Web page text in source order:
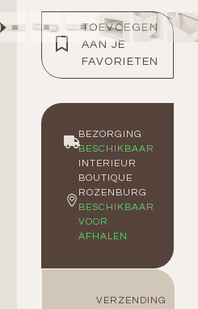
TOEVOEGEN
AAN JE
FAVORIETEN
BEZORGING
BESCHIKBAAR
INTERIEUR
BOUTIQUE
ROZENBURG
BESCHIKBAAR
VOOR
AFHALEN
VERZENDING